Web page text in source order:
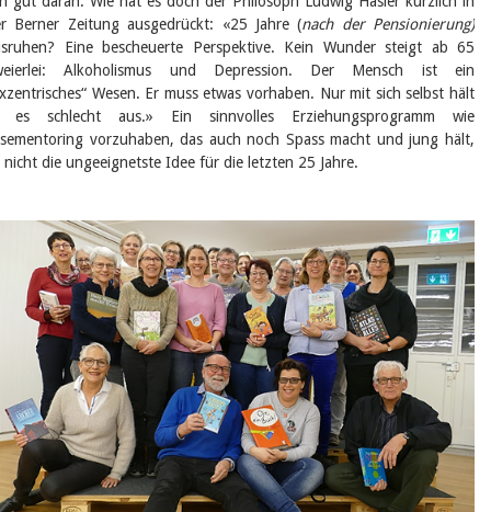
Berner Zeitung ausgedrückt: «25 Jahre (nach der Pensionierung)
Eine bescheuerte Perspektive. Kein Wunder steigt ab 65
Alkoholismus und Depression. Der Mensch ist ein
Wesen. Er muss etwas vorhaben. Nur mit sich selbst hält
es schlecht aus.» Ein sinnvolles Erziehungsprogramm wie
vorzuhaben, das auch noch Spass macht und jung hält,
nicht die ungeeignetste Idee für die letzten 25 Jahre.